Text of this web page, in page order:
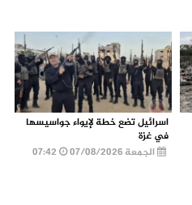
اسرائيل تضع خطة لإيواء جواسيسها
في غزة
الجمعة 07/08/2026